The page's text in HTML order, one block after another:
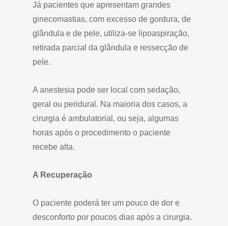
Já pacientes que apresentam grandes
ginecomastias, com excesso de gordura, de
glândula e de pele, utiliza-se lipoaspiração,
retirada parcial da glândula e ressecção de
pele.
A anestesia pode ser local com sedação,
geral ou peridural. Na maioria dos casos, a
cirurgia é ambulatorial, ou seja, algumas
horas após o procedimento o paciente
recebe alta.
A Recuperação
O paciente poderá ter um pouco de dor e
desconforto por poucos dias após a cirurgia.